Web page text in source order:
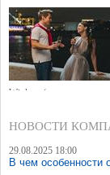
стран лидером
диарея.
Wink.ru (совместное
триллеры,
НОВОСТИ
29.08.2025 18:00
В чем особенности